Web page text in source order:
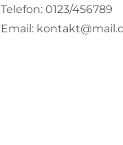
Telefon: 0123/456789
Email: